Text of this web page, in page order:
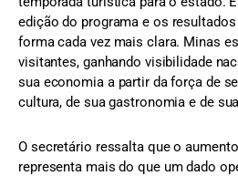
edição do programa e os
forma cada vez mais clara. Minas
visitantes, ganhando visibilidade
sua economia a partir da força de
cultura, de sua gastronomia e de
O secretário ressalta que o
representa mais do que um dado